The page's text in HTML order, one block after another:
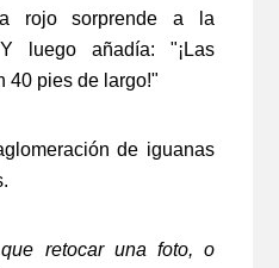
rojo sorprende a la
luego añadía: "¡Las
40 pies de largo!"
de iguanas
retocar una foto, o